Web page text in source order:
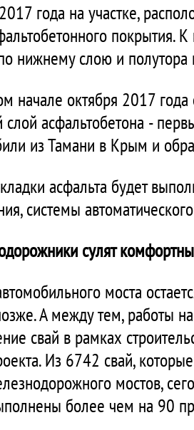
года на участке,
нижнему слою и полутора
начале октября 2017
слой асфальтобетона -
из Тамани в Крым и
асфальта будет
системы
сулят
моста
А между тем, работы
свай в рамках
Из 6742 свай,
мостов,
более чем на 90